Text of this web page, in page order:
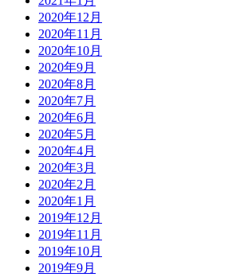
2020年12月
2020年11月
2020年10月
2020年9月
2020年8月
2020年7月
2020年6月
2020年5月
2020年4月
2020年3月
2020年2月
2020年1月
2019年12月
2019年11月
2019年10月
2019年9月